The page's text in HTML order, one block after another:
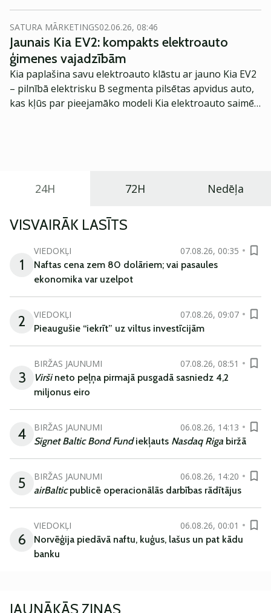
mēneša beigām pieaugusi par 0,30%, liecina biržas
paziņojums.
SATURA MĀRKETINGS02.06.26, 08:46
Jaunais Kia EV2: kompakts elektroauto
ģimenes vajadzībām
Kia paplašina savu elektroauto klāstu ar jauno Kia EV2
– pilnībā elektrisku B segmenta pilsētas apvidus auto,
kas kļūs par pieejamāko modeli Kia elektroauto saimē
24H 72H Nedēļa
VISVAIRĀK LASĪTS
1
VIEDOKĻI
07.08.26, 00:35
Naftas cena zem 80 dolāriem; vai pasaules
ekonomika var uzelpot
2 VIEDOKĻI
07.08.26, 09:07
Pieaugušie “iekrīt” uz viltus investīcijām
3
BIRŽAS JAUNUMI
07.08.26, 08:51
Viršineto peļņa pirmajā pusgadā sasniedz 4,2
miljonus eiro
4 BIRŽAS JAUNUMI
06.08.26, 14:13
Signet Baltic Bond Fundiekļauts Nasdaq Riga biržā
5 BIRŽAS JAUNUMI
06.08.26, 14:20
airBalticpublicē operacionālās darbības rādītājus
6
VIEDOKĻI
06.08.26, 00:01
Norvēģija piedāvā naftu, kuģus, lašus un pat kādu
banku
JAUNĀKĀS ZIŅAS